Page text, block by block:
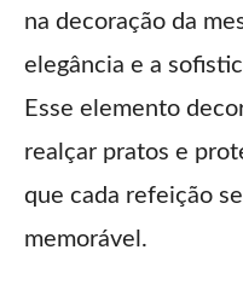
na decoração da
elegância e a
Esse elemento
realçar pratos e
que cada refeição
memorável.